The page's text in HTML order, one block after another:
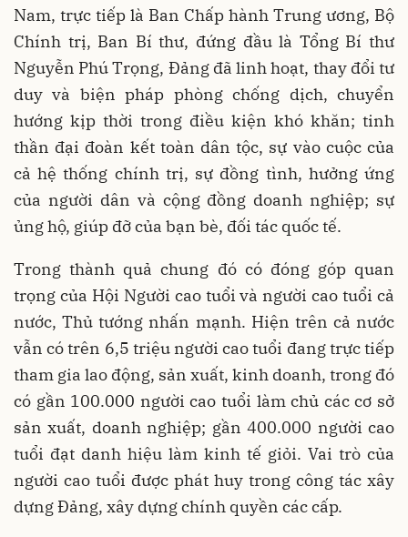
Nam, trực tiếp là Ban Chấp hành Trung ương, Bộ
Chính trị, Ban Bí thư, đứng đầu là Tổng Bí thư
Nguyễn Phú Trọng, Đảng đã linh hoạt, thay đổi tư
duy và biện pháp phòng chống dịch, chuyển
hướng kịp thời trong điều kiện khó khăn; tinh
thần đại đoàn kết toàn dân tộc, sự vào cuộc của
cả hệ thống chính trị, sự đồng tình, hưởng ứng
của người dân và cộng đồng doanh nghiệp; sự
ủng hộ, giúp đỡ của bạn bè, đối tác quốc tế.
Trong thành quả chung đó có đóng góp quan
trọng của Hội Người cao tuổi và người cao tuổi cả
nước, Thủ tướng nhấn mạnh. Hiện trên cả nước
vẫn có trên 6,5 triệu người cao tuổi đang trực tiếp
tham gia lao động, sản xuất, kinh doanh, trong đó
có gần 100.000 người cao tuổi làm chủ các cơ sở
sản xuất, doanh nghiệp; gần 400.000 người cao
tuổi đạt danh hiệu làm kinh tế giỏi. Vai trò của
người cao tuổi được phát huy trong công tác xây
dựng Đảng, xây dựng chính quyền các cấp.